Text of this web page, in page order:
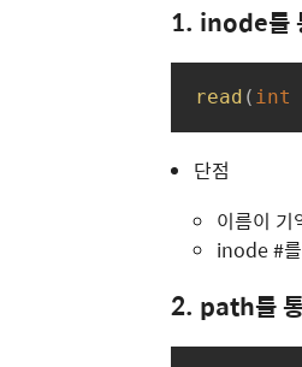
1. inode를
read ( int
단점
이름이 기
inode #
2. path를